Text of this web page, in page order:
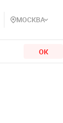
МОСКВА
ОК